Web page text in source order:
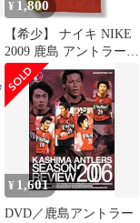
¥ 1,800
【希少】 ナイキ NIKE
2009 鹿島 アントラーズ
優勝記念 背番号 選手
直筆 サイン入り Tシャ
ツ S レッド メンズ
¥ 1,601
DVD／鹿島アントラー